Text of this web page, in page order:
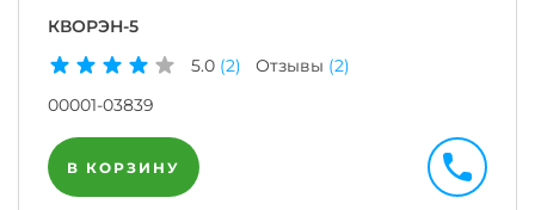
КВОРЭН-5
5.0 (2) Отзывы (2)
00001-03839
В КОРЗИНУ